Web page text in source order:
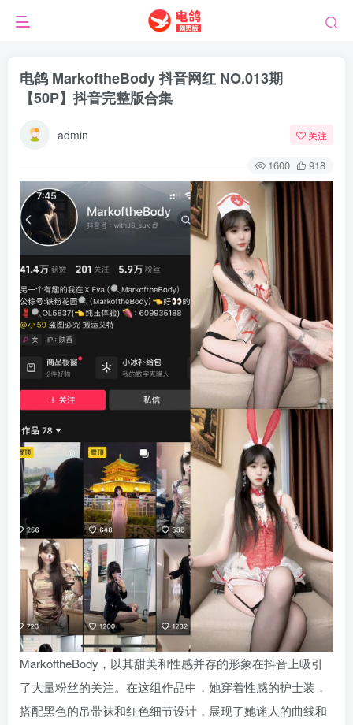
电鸽 MarkoftheBody 抖音网红 NO.013期
【50P】抖音完整版合集
admin 关注
1600 918
MarkoftheBody，以其甜美和性感并存的形象在抖音上吸引
了大量粉丝的关注。在这组作品中，她穿着性感的护士装，
搭配黑色的吊带袜和红色细节设计，展现了她迷人的曲线和